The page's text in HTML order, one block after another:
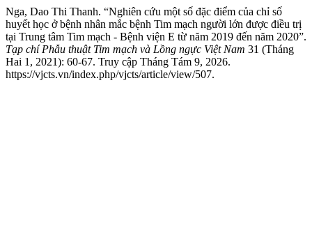
Nga, Dao Thi Thanh. “Nghiên cứu một số đặc điểm của chỉ số
huyết học ở bệnh nhân mắc bệnh Tim mạch người lớn được điều trị
tại Trung tâm Tim mạch - Bệnh viện E từ năm 2019 đến năm 2020”.
Tạp chí Phẫu thuật Tim mạch và Lồng ngực Việt Nam 31 (Tháng
Hai 1, 2021): 60-67. Truy cập Tháng Tám 9, 2026.
https://vjcts.vn/index.php/vjcts/article/view/507.